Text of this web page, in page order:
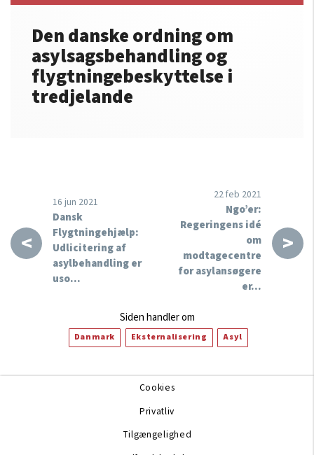
Den danske ordning om
asylsagsbehandling og
flygtningebeskyttelse i
tredjelande
<
16 jun 2021
Dansk
Flygtningehjælp:
Udlicitering af
asylbehandling er
uso…
>
22 feb 2021
Ngo’er:
Regeringens idé
om
modtagecentre
for asylansøgere
er…
Siden handler om
Danmark Eksternalisering Asyl
Cookies
Privatliv
Tilgængelighed